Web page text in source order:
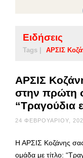
Ειδήσεις
Tags | ΑΡΣΙΣ
ΑΡΣΙΣ
στην πρώτη
“Τραγούδια
24 ΦΕΒΡΟΥΑΡΊΟΥ,
Η ΑΡΣΙΣ Κοζάνης
ομάδα με τίτλο: